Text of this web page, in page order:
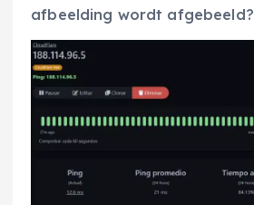
afbeelding wordt afgebeeld?